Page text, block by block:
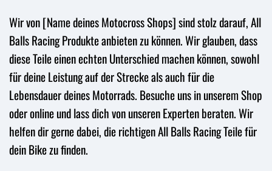
Wir von [Name deines Motocross Shops] sind stolz darauf, All
Balls Racing Produkte anbieten zu können. Wir glauben, dass
diese Teile einen echten Unterschied machen können, sowohl
für deine Leistung auf der Strecke als auch für die
Lebensdauer deines Motorrads. Besuche uns in unserem Shop
oder online und lass dich von unseren Experten beraten. Wir
helfen dir gerne dabei, die richtigen All Balls Racing Teile für
dein Bike zu finden.